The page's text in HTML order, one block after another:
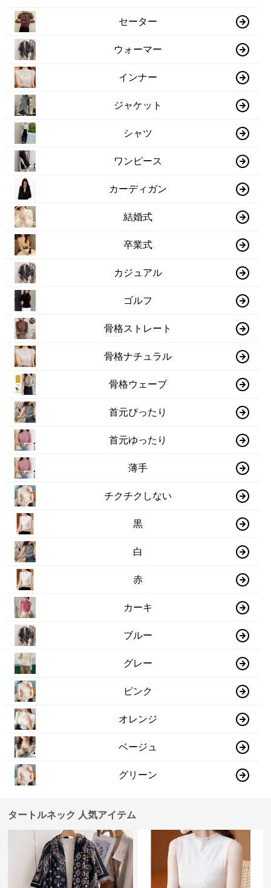
セーター
ウォーマー
インナー
ジャケット
シャツ
ワンピース
カーディガン
結婚式
卒業式
カジュアル
ゴルフ
骨格ストレート
骨格ナチュラル
骨格ウェーブ
首元ぴったり
首元ゆったり
薄手
チクチクしない
黒
白
赤
カーキ
ブルー
グレー
ピンク
オレンジ
ベージュ
グリーン
タートルネック 人気アイテム